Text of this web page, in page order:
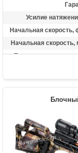
Усилие
Начальная скорость,
Начальная скорость,
Прицельная
Размах